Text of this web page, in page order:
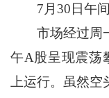
7月30日午间
市场经过周一
午A股呈现震荡
上运行。虽然空